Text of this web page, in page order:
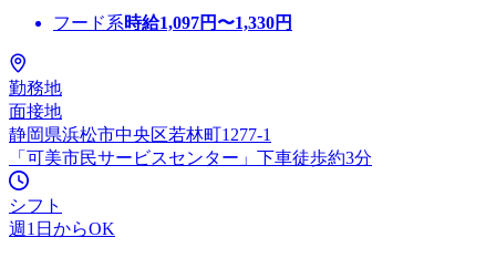
フード系時給1,097円〜1,330円
勤務地
面接地
静岡県浜松市中央区若林町1277-1
「可美市民サービスセンター」下車徒歩約3分
シフト
週1日からOK